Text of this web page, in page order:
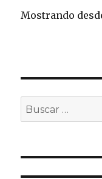
Mostrando
Buscar
por: